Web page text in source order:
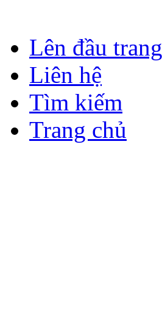
Lên đầu trang
Liên hệ
Tìm kiếm
Trang chủ